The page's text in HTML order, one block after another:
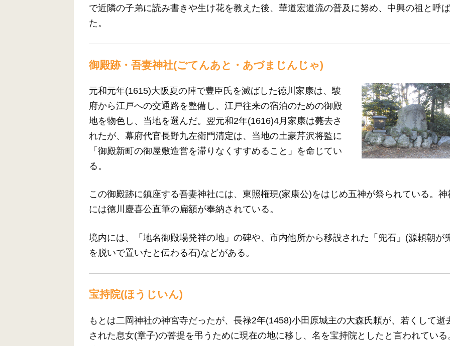
で近隣の子弟に読み書きや生け花を教えた後、華道宏道流の普及に努め、中興の祖と呼
た。
御殿跡・吾妻神社(ごてんあと・あづまじんじゃ)
元和元年(1615)大阪夏の陣で豊臣氏を滅ばした徳川家康は、駿
府から江戸への交通路を整備し、江戸往来の宿泊のための御殿
地を物色し、当地を選んだ。翌元和2年(1616)4月家康は薨去さ
れたが、幕府代官長野九左衛門清定は、当地の土豪芹沢将監に
「御殿新町の御屋敷造営を滞りなくすすめること」を命じてい
る。
この御殿跡に鎮座する吾妻神社には、東照権現(家康公)をはじめ五神が祭られている。神
には徳川慶喜公直筆の扁額が奉納されている。
境内には、「地名御殿場発祥の地」の碑や、市内他所から移設された「兜石」(源頼朝が
を脱いで置いたと伝わる石)などがある。
宝持院(ほうじいん)
もとは二岡神社の神宮寺だったが、長禄2年(1458)小田原城主の大森氏頼が、若くして逝
された息女(章子)の菩提を弔うために現在の地に移し、名を宝持院としたと言われている